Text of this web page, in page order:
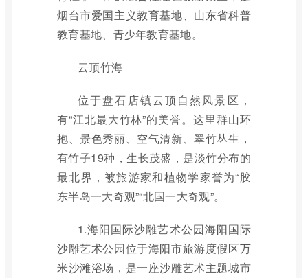
烟台市爱国主义教育基地、山东省科普
教育基地、青少年教育基地。
云顶竹海
位于盘石店镇云顶自然风景区，
有“江北最大竹林”的美誉。这里群山环
抱、景色秀丽、空气清新、翠竹丛生，
有竹子19种，生长茂盛，是淡竹分布的
最北界，被旅游家和植物学家誉为“胶
东半岛一大奇观”“北国一大奇观”。
1.海阳国际沙雕艺术公园海阳国际
沙雕艺术公园位于海阳市旅游度假区万
米沙滩浴场，是一座沙雕艺术主题城市